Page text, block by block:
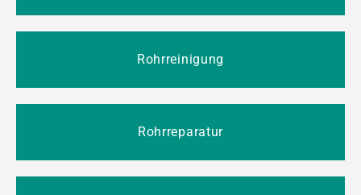
Rohrreinigung
Rohrreparatur